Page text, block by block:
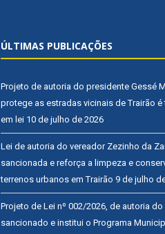
ÚLTIMAS PUBLICAÇÕES
Projeto de autoria do presidente Gessé
protege as estradas vicinais de Trairão
em lei 10 de julho de 2026
Lei de autoria do vereador Zezinho da
sancionada e reforça a limpeza e
terrenos urbanos em Trairão 9 de julho
Projeto de Lei nº 002/2026, de autoria
sancionado e institui o Programa